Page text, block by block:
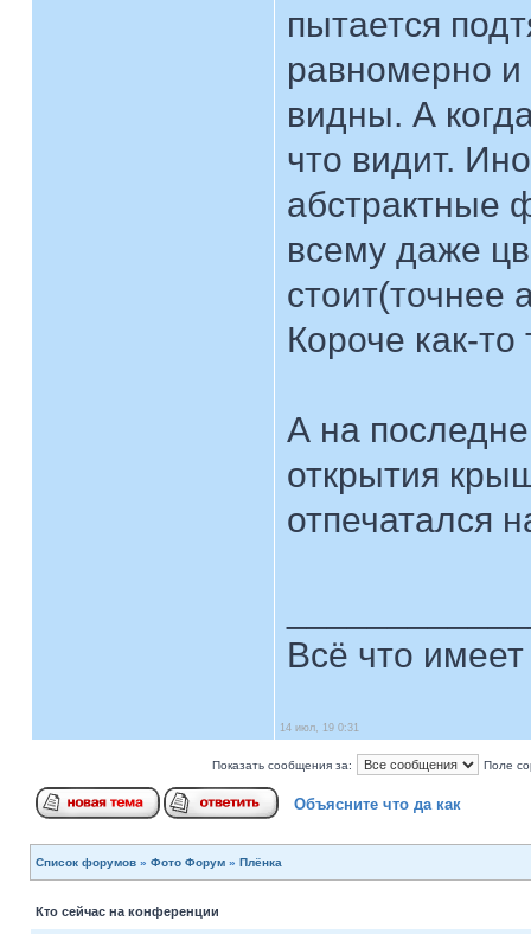
пытается
равномерно и
видны. А
что видит.
абстрактные
всему даже
стоит(точнее
Короче как-то
А на
открытия
отпечатался
Всё что
14 июл, 19 0:31
Показать сообщения за: Поле
Объясните что да как
Список форумов » Фото Форум » Плёнка
Кто сейчас на конференции